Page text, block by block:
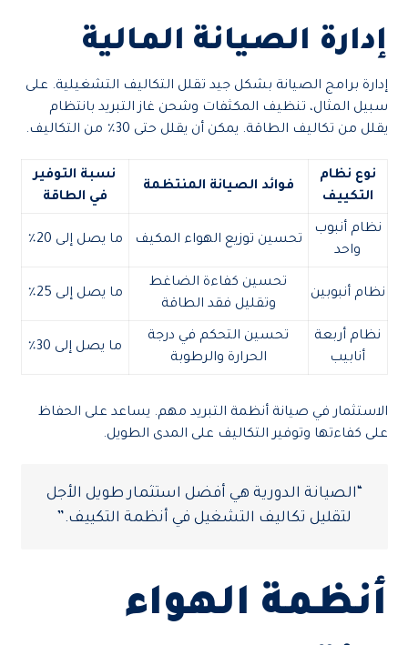
إدارة الصيانة المالية
إدارة برامج الصيانة بشكل جيد تقلل التكاليف التشغيلية. على
سبيل المثال، تنظيف المكثفات وشحن غاز التبريد بانتظام
يقلل من تكاليف الطاقة. يمكن أن يقلل حتى 30٪ من التكاليف.
نوع نظام
التكييف
فوائد الصيانة المنتظمة
نسبة التوفير
في الطاقة
نظام أنبوب
واحد
تحسين توزيع الهواء المكيف ما يصل إلى 20٪
نظام أنبوبين
تحسين كفاءة الضاغط
وتقليل فقد الطاقة
ما يصل إلى 25٪
نظام أربعة
أنابيب
تحسين التحكم في درجة
الحرارة والرطوبة
ما يصل إلى 30٪
الاستثمار في صيانة أنظمة التبريد مهم. يساعد على الحفاظ
على كفاءتها وتوفير التكاليف على المدى الطويل.
“الصيانة الدورية هي أفضل استثمار طويل الأجل
لتقليل تكاليف التشغيل في أنظمة التكييف.”
أنظمة الهواء